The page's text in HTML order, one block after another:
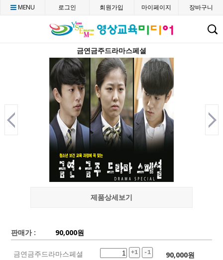
CMENU 로그인 회원가입 마이페이지 장바구니
금연금주드라마스페셜
제품상세보기
판매가 : 90,000원
금연금주드라마스페셜 +1 -1 90,000원